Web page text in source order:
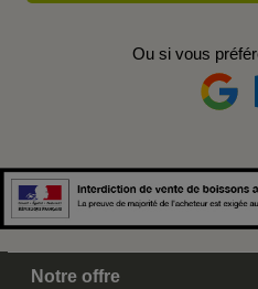
Ou si vous
Notre offre